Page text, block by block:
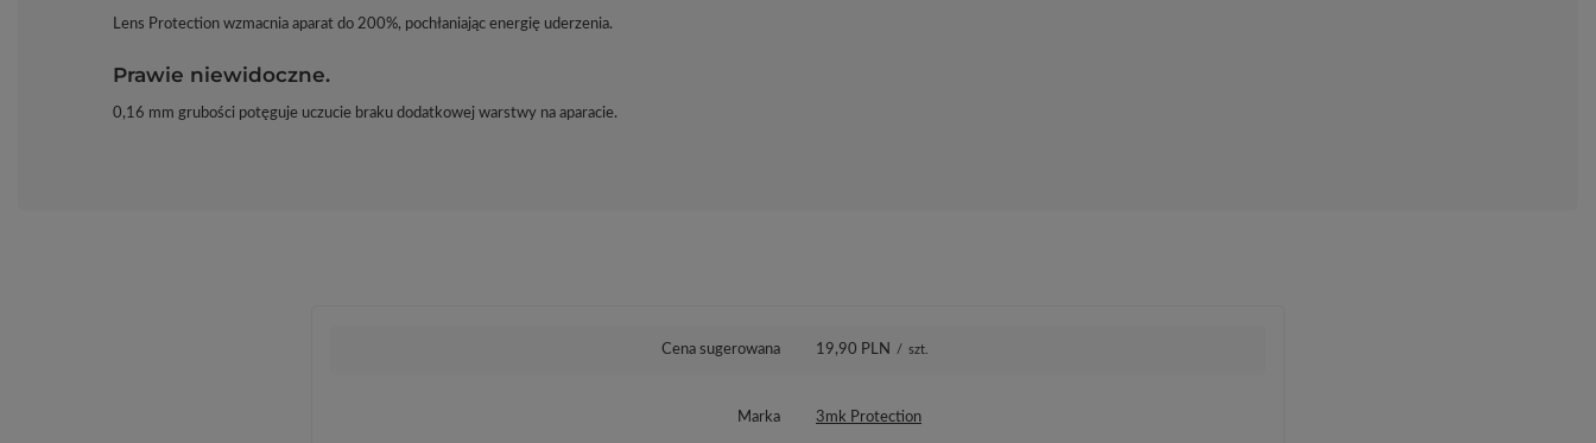
Lens Protection wzmacnia aparat do 200%, pochłaniając energię uderzenia.
Prawie niewidoczne.
0,16 mm grubości potęguje uczucie braku dodatkowej warstwy na aparacie.
Cena sugerowana 19,90 PLN / szt.
Marka 3mk Protection